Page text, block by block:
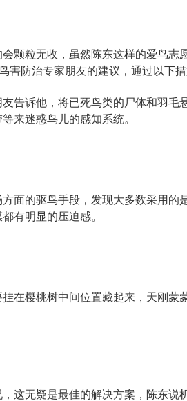
粒无收，虽然陈东这样的爱鸟志
防治专家朋友的建议，通过以下
诉他，将已死鸟类的尸体和羽毛
来迷惑鸟儿的感知系统。
面的驱鸟手段，发现大多数采用的
有明显的压迫感。
在樱桃树中间位置藏起来，天刚
这无疑是最佳的解决方案，陈东